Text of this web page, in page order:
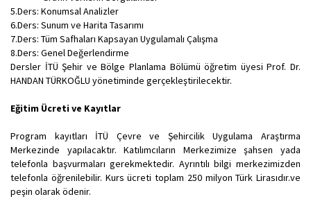
5.Ders: Konumsal Analizler
6.Ders: Sunum ve Harita Tasarımı
7.Ders: Tüm Safhaları Kapsayan Uygulamalı Çalışma
8.Ders: Genel Değerlendirme
Dersler İTÜ Şehir ve Bölge Planlama Bölümü öğretim üyesi Prof. Dr.
HANDAN TÜRKOĞLU yönetiminde gerçekleştirilecektir.
Eğitim Ücreti ve Kayıtlar
Program kayıtları İTÜ Çevre ve Şehircilik Uygulama Araştırma
Merkezinde yapılacaktır. Katılımcıların Merkezimize şahsen yada
telefonla başvurmaları gerekmektedir. Ayrıntılı bilgi merkezimizden
telefonla öğrenilebilir. Kurs ücreti toplam 250 milyon Türk Lirasıdır.ve
peşin olarak ödenir.